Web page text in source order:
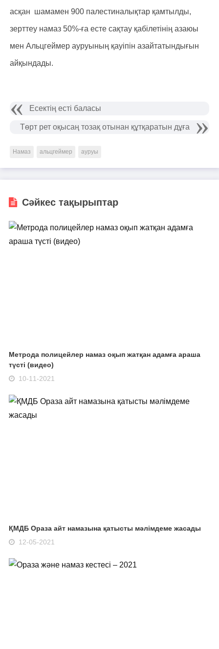
асқан шамамен 900 палестиналықтар қамтылды,
зерттеу намаз 50%-ға есте сақтау қабілетінің азаюы
мен Альцгеймер ауруының қауіпін азайтатындығын
айқындады.
Есектің есті баласы
Төрт рет оқысаң тозақ отынан құтқаратын дұға
Намаз альцгеймер ауруы
Сәйкес тақырыптар
Метрода полицейлер намаз оқып жатқан адамға араша
түсті (видео)
10-11-2021
ҚМДБ Ораза айт намазына қатысты мәлімдеме жасады
12-05-2021